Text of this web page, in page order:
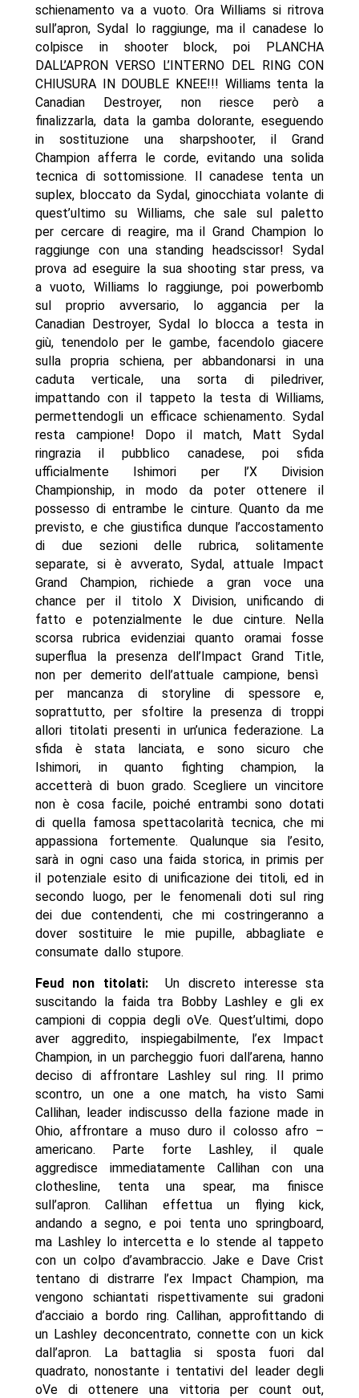
schienamento va a vuoto. Ora Williams si ritrova
sull’apron, Sydal lo raggiunge, ma il canadese lo
colpisce in shooter block, poi PLANCHA
DALL’APRON VERSO L’INTERNO DEL RING CON
CHIUSURA IN DOUBLE KNEE!!! Williams tenta la
Canadian Destroyer, non riesce però a
finalizzarla, data la gamba dolorante, eseguendo
in sostituzione una sharpshooter, il Grand
Champion afferra le corde, evitando una solida
tecnica di sottomissione. Il canadese tenta un
suplex, bloccato da Sydal, ginocchiata volante di
quest’ultimo su Williams, che sale sul paletto
per cercare di reagire, ma il Grand Champion lo
raggiunge con una standing headscissor! Sydal
prova ad eseguire la sua shooting star press, va
a vuoto, Williams lo raggiunge, poi powerbomb
sul proprio avversario, lo aggancia per la
Canadian Destroyer, Sydal lo blocca a testa in
giù, tenendolo per le gambe, facendolo giacere
sulla propria schiena, per abbandonarsi in una
caduta verticale, una sorta di piledriver,
impattando con il tappeto la testa di Williams,
permettendogli un efficace schienamento. Sydal
resta campione! Dopo il match, Matt Sydal
ringrazia il pubblico canadese, poi sfida
ufficialmente Ishimori per l’X Division
Championship, in modo da poter ottenere il
possesso di entrambe le cinture. Quanto da me
previsto, e che giustifica dunque l’accostamento
di due sezioni delle rubrica, solitamente
separate, si è avverato, Sydal, attuale Impact
Grand Champion, richiede a gran voce una
chance per il titolo X Division, unificando di
fatto e potenzialmente le due cinture. Nella
scorsa rubrica evidenziai quanto oramai fosse
superflua la presenza dell’Impact Grand Title,
non per demerito dell’attuale campione, bensì
per mancanza di storyline di spessore e,
soprattutto, per sfoltire la presenza di troppi
allori titolati presenti in un’unica federazione. La
sfida è stata lanciata, e sono sicuro che
Ishimori, in quanto fighting champion, la
accetterà di buon grado. Scegliere un vincitore
non è cosa facile, poiché entrambi sono dotati
di quella famosa spettacolarità tecnica, che mi
appassiona fortemente. Qualunque sia l’esito,
sarà in ogni caso una faida storica, in primis per
il potenziale esito di unificazione dei titoli, ed in
secondo luogo, per le fenomenali doti sul ring
dei due contendenti, che mi costringeranno a
dover sostituire le mie pupille, abbagliate e
consumate dallo stupore.
Feud non titolati:Un discreto interesse sta
suscitando la faida tra Bobby Lashley e gli ex
campioni di coppia degli oVe. Quest’ultimi, dopo
aver aggredito, inspiegabilmente, l’ex Impact
Champion, in un parcheggio fuori dall’arena, hanno
deciso di affrontare Lashley sul ring. Il primo
scontro, un one a one match, ha visto Sami
Callihan, leader indiscusso della fazione made in
Ohio, affrontare a muso duro il colosso afro –
americano. Parte forte Lashley, il quale
aggredisce immediatamente Callihan con una
clothesline, tenta una spear, ma finisce
sull’apron. Callihan effettua un flying kick,
andando a segno, e poi tenta uno springboard,
ma Lashley lo intercetta e lo stende al tappeto
con un colpo d’avambraccio. Jake e Dave Crist
tentano di distrarre l’ex Impact Champion, ma
vengono schiantati rispettivamente sui gradoni
d’acciaio a bordo ring. Callihan, approfittando di
un Lashley deconcentrato, connette con un kick
dall’apron. La battaglia si sposta fuori dal
quadrato, nonostante i tentativi del leader degli
oVe di ottenere una vittoria per count out,